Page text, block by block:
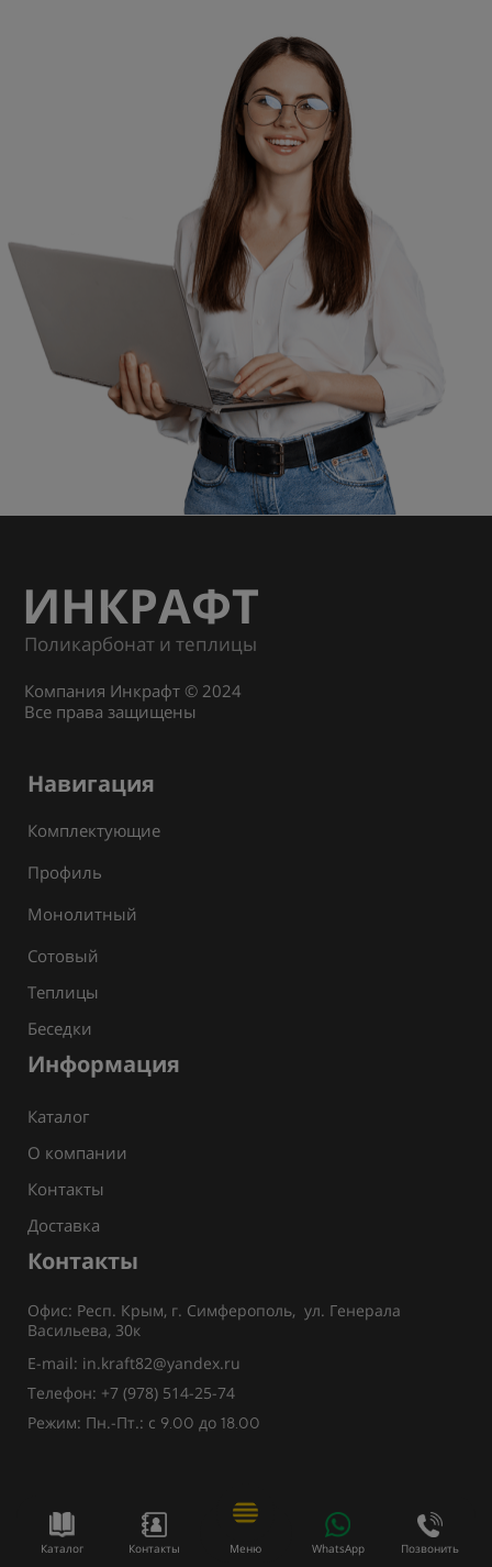
Каталог Контакты Меню WhatsApp Позвонить
ИНКРАФТ
Поликарбонат и теплицы
Компания Инкрафт © 2024
Все права защищены
Навигация
Комплектующие
Профиль
Монолитный
Сотовый
Теплицы
Беседки
Информация
Каталог
О компании
Контакты
Доставка
Контакты
Офис: Респ. Крым, г. Симферополь, ул. Генерала
Васильева, 30к
E-mail: in.kraft82@yandex.ru
Телефон: +7 (978) 514-25-74
Режим: Пн.-Пт.: с 9.00 до 18.00